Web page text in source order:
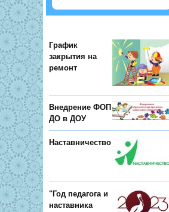
График
закрытия на
ремонт
Внедрение ФОП
ДО в ДОУ
Наставничество
"Год педагога и
наставника